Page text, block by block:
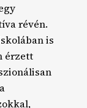
révén.
is
érzett